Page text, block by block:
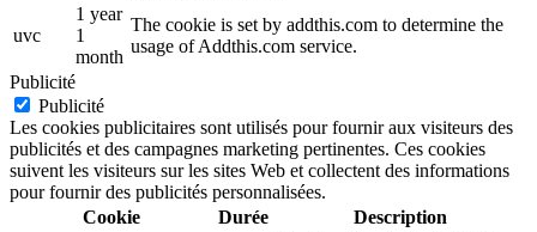
uvc
1 year
1
month
The cookie is set by addthis.com to determine the
usage of Addthis.com service.
Publicité
Publicité
Les cookies publicitaires sont utilisés pour fournir aux visiteurs des
publicités et des campagnes marketing pertinentes. Ces cookies
suivent les visiteurs sur les sites Web et collectent des informations
pour fournir des publicités personnalisées.
Cookie
Durée Description